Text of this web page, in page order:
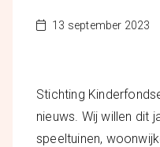
13 september 2023
Stichting
nieuws. Wij willen dit
speeltuinen,